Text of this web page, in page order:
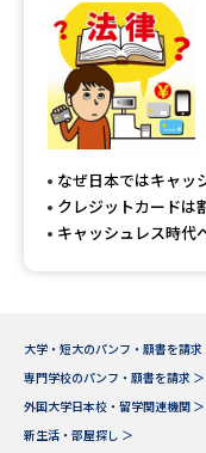
高等学校（情報）教員資
大
大学で学べる内容や
データサイエンス特集
デジタルパンフレット
なぜ日本ではキャッ
クレジットカードは
キャッシュレス時代
大学・短大のパンフ・願書を請求
専門学校のパンフ・願書を請求 ＞
外国大学日本校・留学関連機関 ＞
新生活・部屋探し ＞